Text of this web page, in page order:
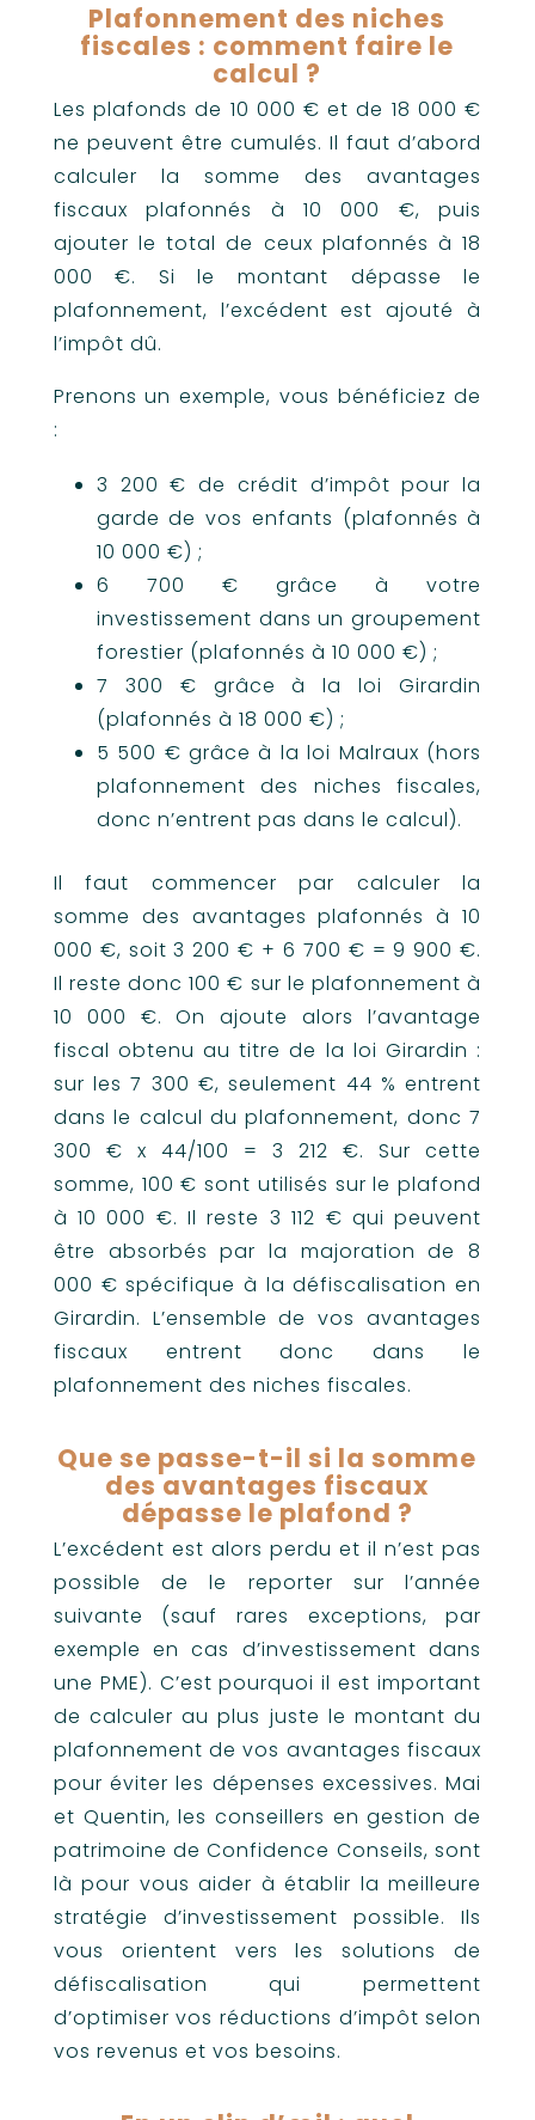
Plafonnement des niches
fiscales : comment faire le
calcul ?
Les plafonds de 10 000 € et de 18 000 €
ne peuvent être cumulés. Il faut d’abord
calculer la somme des avantages
fiscaux plafonnés à 10 000 €, puis
ajouter le total de ceux plafonnés à 18
000 €. Si le montant dépasse le
plafonnement, l’excédent est ajouté à
l’impôt dû.
Prenons un exemple, vous bénéficiez de
:
3 200 € de crédit d’impôt pour la
garde de vos enfants (plafonnés à
10 000 €) ;
6 700 € grâce à votre
investissement dans un groupement
forestier (plafonnés à 10 000 €) ;
7 300 € grâce à la loi Girardin
(plafonnés à 18 000 €) ;
5 500 € grâce à la loi Malraux (hors
plafonnement des niches fiscales,
donc n’entrent pas dans le calcul).
Il faut commencer par calculer la
somme des avantages plafonnés à 10
000 €, soit 3 200 € + 6 700 € = 9 900 €.
Il reste donc 100 € sur le plafonnement à
10 000 €. On ajoute alors l’avantage
fiscal obtenu au titre de la loi Girardin :
sur les 7 300 €, seulement 44 % entrent
dans le calcul du plafonnement, donc 7
300 € x 44/100 = 3 212 €. Sur cette
somme, 100 € sont utilisés sur le plafond
à 10 000 €. Il reste 3 112 € qui peuvent
être absorbés par la majoration de 8
000 € spécifique à la défiscalisation en
Girardin. L’ensemble de vos avantages
fiscaux entrent donc dans le
plafonnement des niches fiscales.
Que se passe-t-il si la somme
des avantages fiscaux
dépasse le plafond ?
L’excédent est alors perdu et il n’est pas
possible de le reporter sur l’année
suivante (sauf rares exceptions, par
exemple en cas d’investissement dans
une PME). C’est pourquoi il est important
de calculer au plus juste le montant du
plafonnement de vos avantages fiscaux
pour éviter les dépenses excessives. Mai
et Quentin, les conseillers en gestion de
patrimoine de Confidence Conseils, sont
là pour vous aider à établir la meilleure
stratégie d’investissement possible. Ils
vous orientent vers les solutions de
défiscalisation qui permettent
d’optimiser vos réductions d’impôt selon
vos revenus et vos besoins.